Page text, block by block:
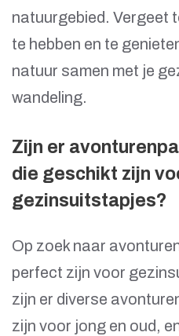
natuurgebied. Vergeet
te hebben en te
natuur samen met je
wandeling.
Zijn er
die geschikt zijn
gezinsuitstapjes?
Op zoek naar
perfect zijn voor
zijn er diverse
zijn voor jong en oud,